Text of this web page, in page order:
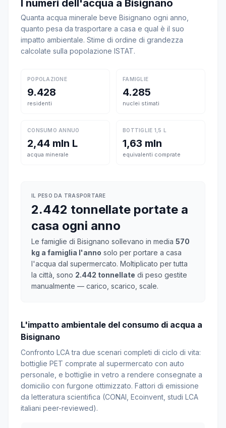
I numeri dell'acqua a Bisignano
Quanta acqua minerale beve Bisignano ogni anno,
quanto pesa da trasportare a casa e qual è il suo
impatto ambientale. Stime di ordine di grandezza
calcolate sulla popolazione ISTAT.
POPOLAZIONE
9.428
residenti
FAMIGLIE
4.285
nuclei stimati
CONSUMO ANNUO
2,44 mln L
acqua minerale
BOTTIGLIE 1,5 L
1,63 mln
equivalenti comprate
IL PESO DA TRASPORTARE
2.442 tonnellate portate a
casa ogni anno
Le famiglie di Bisignano sollevano in media 570
kg a famiglia l'anno solo per portare a casa
l'acqua dal supermercato. Moltiplicato per tutta
la città, sono 2.442 tonnellate di peso gestite
manualmente — carico, scarico, scale.
L'impatto ambientale del consumo di acqua a
Bisignano
Confronto LCA tra due scenari completi di ciclo di vita:
bottiglie PET comprate al supermercato con auto
personale, e bottiglie in vetro a rendere consegnate a
domicilio con furgone ottimizzato. Fattori di emissione
da letteratura scientifica (CONAI, Ecoinvent, studi LCA
italiani peer-reviewed).